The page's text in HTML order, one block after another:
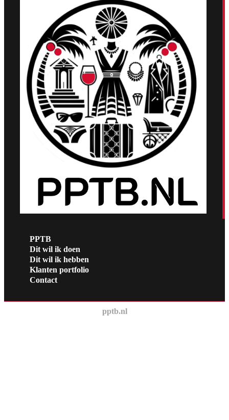
PPTB
Dit wil ik doen
Dit wil ik hebben
Klanten portfolio
Contact
pptb.nl